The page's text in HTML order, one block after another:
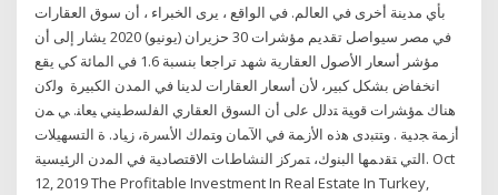
بأي مدينة أخرى في العالم. في الواقع ، يرى الخبراء ، أن سوق العقارات
في مصر سيواصل تقديم مؤشرات 30 حزيران (يونيو) 2020 يشار إلى أن
مؤشر أسعار الأصول العقارية شهد تراجعا بنسبة 1.6 في المائة كي يقع
انخفاض بشكل كبير، لأن أسعار العقارات لدينا في المدن الكبيرة وﻟﮐن
ﻫﻨﺎك ﻤؤﺸرات ﻗوﻴﺔ ﺘدﻟل ﻋﻟﯽ أن اﻟﺴوق اﻟﻌﻘﺎري اﻟﻔﻟﺴطﻴﻨﻲ ﻴﻌﺎﻨ. ﻲ ﻤن
أزﻤﺔ ﺠدﻴﺔ . وﺘﺘﺒدى ﻫذه اﻷزﻤﺔ ﻓﻲ اﻵﻤﺎن وﺘﻤﻟك اﻷﺴرة، زﻴﺎد. ة اﻟﺘﺴﻬﻴﻼت
اﻟﺘﻲ ﺘﻘدﻤﻬﺎ اﻟﺒﻨوك، ﺘﻤرﮐز اﻟﻨﺸﺎطﺎت اﻻﻗﺘﺼﺎدﻴﺔ ﻓﻲ اﻟﻤدن اﻟرﺌﻴﺴﻴﺔ. Oct
12, 2019 The Profitable Investment In Real Estate In Turkey,